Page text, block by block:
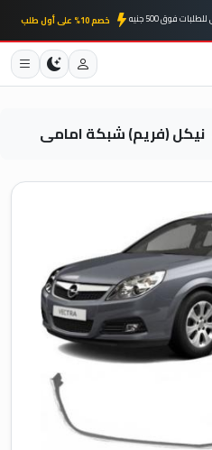
فوق 500 جنيه خصم 10% على أول طلب
نيكل (فريم) شبكة امامى